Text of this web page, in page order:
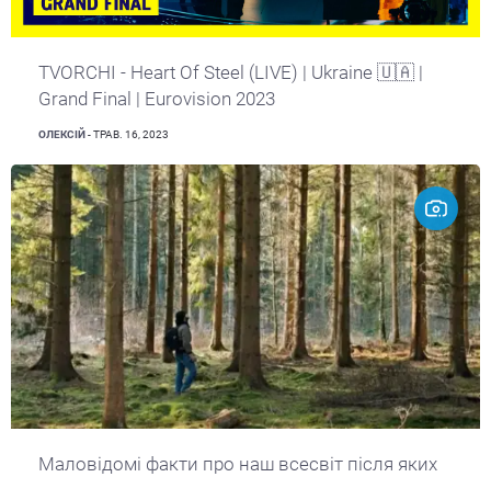
TVORCHI - Heart Of Steel (LIVE) | Ukraine 🇺🇦 |
Grand Final | Eurovision 2023
ОЛЕКСІЙ - ТРАВ. 16, 2023
Маловідомі факти про наш всесвіт після яких